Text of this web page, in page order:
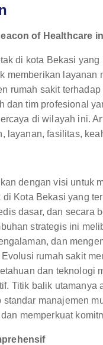
of Healthcare
di kota Bekasi
memberikan
rumah sakit
dan tim profesional
di wilayah ini.
layanan, fasilitas,
dengan visi untuk
Kota Bekasi yang
dasar, dan secara
strategis ini
dan
rumah sakit
dan teknologi
Titik balik
standar manajemen
memperkuat